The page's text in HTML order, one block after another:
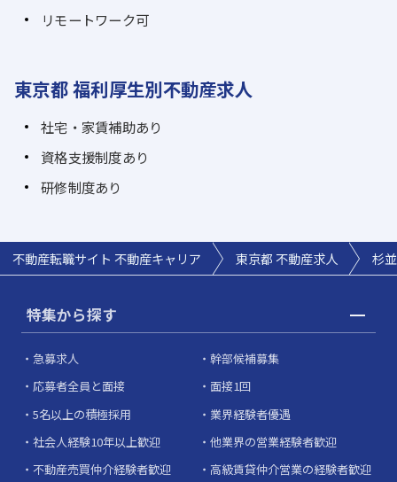
リモートワーク可
東京都 福利厚生別不動産求人
社宅・家賃補助あり
資格支援制度あり
研修制度あり
不動産転職サイト 不動産キャリア 東京都 不動産求人 杉
特集から探す
急募求人
幹部候補募集
応募者全員と面接
面接1回
5名以上の積極採用
業界経験者優遇
社会人経験10年以上歓迎
他業界の営業経験者歓迎
不動産売買仲介経験者歓迎
高級賃貸仲介営業の経験者歓迎